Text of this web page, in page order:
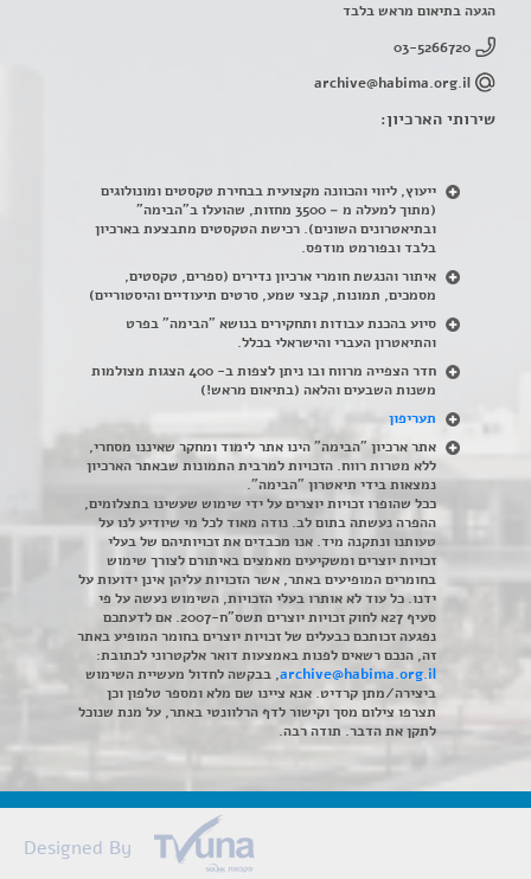
הגעה בתיאום מראש בלבד
03-5266720
archive@habima.org.il
שירותי הארכיון:
ייעוץ, ליווי והכוונה מקצועית בבחירת טקסטים ומונולוגים
(מתוך למעלה מ – 3500 מחזות, שהועלו ב"הבימה"
ובתיאטרונים השונים). רכישת הטקסטים מתבצעת בארכיון
בלבד ובפורמט מודפס.
איתור והנגשת חומרי ארכיון נדירים (ספרים, טקסטים,
מסמכים, תמונות, קבצי שמע, סרטים תיעודיים והיסטוריים)
סיוע בהכנת עבודות ותחקירים בנושא "הבימה" בפרט
והתיאטרון העברי והישראלי בכלל.
חדר הצפייה מרווח ובו ניתן לצפות ב- 400 הצגות מצולמות
משנות השבעים והלאה (בתיאום מראש!)
תעריפון
אתר ארכיון "הבימה" הינו אתר לימוד ומחקר שאיננו מסחרי,
ללא מטרות רווח. הזכויות למרבית התמונות שבאתר הארכיון
נמצאות בידי תיאטרון "הבימה".
ככל שהופרו זכויות יוצרים על ידי שימוש שעשינו בתצלומים,
ההפרה נעשתה בתום לב. נודה מאוד לכל מי שיודיע לנו על
טעותנו ונתקנה מיד. אנו מכבדים את זכויותיהם של בעלי
זכויות יוצרים ומשקיעים מאמצים באיתורם לצורך שימוש
בחומרים המופיעים באתר, אשר הזכויות עליהן אינן ידועות על
ידנו. כל עוד לא אותרו בעלי הזכויות, השימוש נעשה על פי
סעיף 27א לחוק זכויות יוצרים תשס"ח-2007. אם לדעתכם
נפגעה זכותכם כבעלים של זכויות יוצרים בחומר המופיע באתר
זה, הנכם רשאים לפנות באמצעות דואר אלקטרוני לכתובת:
archive@habima.org.il, בבקשה לחדול מעשיית השימוש
ביצירה/מתן קרדיט. אנא ציינו שם מלא ומספר טלפון וכן
תצרפו צילום מסך וקישור לדף הרלוונטי באתר, על מנת שנוכל
לתקן את הדבר. תודה רבה.
Designed By